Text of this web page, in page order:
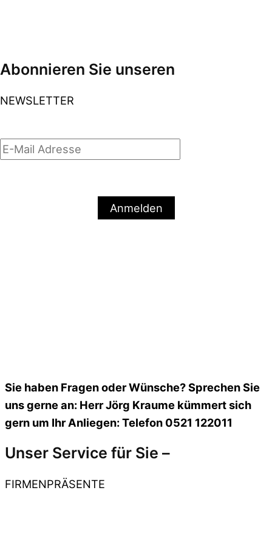
Abonnieren Sie unseren
NEWSLETTER
Anmelden
Sie haben Fragen oder Wünsche? Sprechen Sie
uns gerne an: Herr Jörg Kraume kümmert sich
gern um Ihr Anliegen: Telefon 0521 122011
Unser Service für Sie –
FIRMENPRÄSENTE